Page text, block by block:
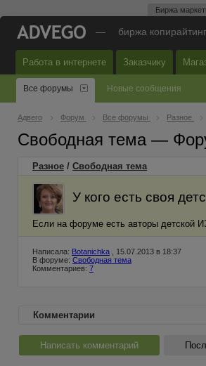
Биржа
— биржа
Работа в интернете Заказчику
Все форумы Новые сообщения
Адвего Форум Все форумы Разное
Свободная тема —
Разное / Свободная тема
У кого есть своя
Если на форуме есть авторы детской
Написала: Botanichka , 15.07.2013 в 18:37
В форуме: Свободная тема
Комментариев: 7
Комментарии
Написать комментарий